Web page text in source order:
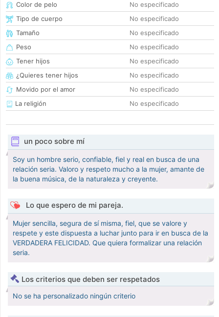
Color de pelo
No especificado
Tipo de cuerpo
No especificado
Tamaño
No especificado
Peso
No especificado
Tener hijos
No especificado
¿Quieres tener hijos
No especificado
Movido por el amor
No especificado
La religión
No especificado
un poco sobre mí
Soy un hombre serio, confiable, fiel y real en busca de una
relación seria. Valoro y respeto mucho a la mujer, amante de
la buena música, de la naturaleza y creyente.
Lo que espero de mi pareja.
Mujer sencilla, segura de sí misma, fiel, que se valore y
respete y este dispuesta a luchar junto para ir en busca de la
VERDADERA FELICIDAD. Que quiera formalizar una relación
seria.
Los criterios que deben ser respetados
No se ha personalizado ningún criterio